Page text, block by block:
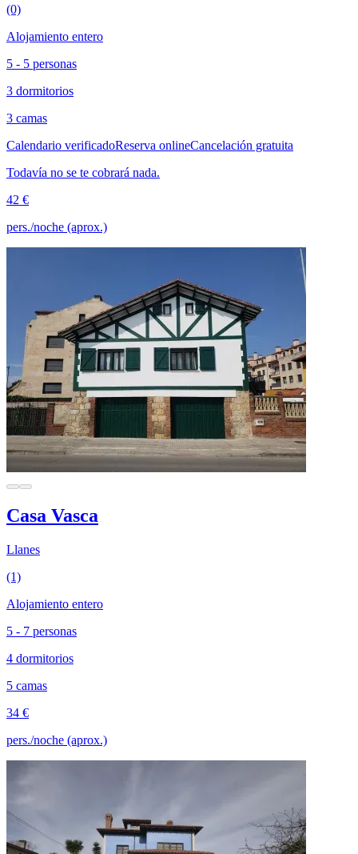
(0)
Alojamiento entero
5 - 5 personas
3 dormitorios
3 camas
Calendario verificadoReserva onlineCancelación gratuita
Todavía no se te cobrará nada.
42 €
pers./noche (aprox.)
Casa Vasca
Llanes
(1)
Alojamiento entero
5 - 7 personas
4 dormitorios
5 camas
34 €
pers./noche (aprox.)